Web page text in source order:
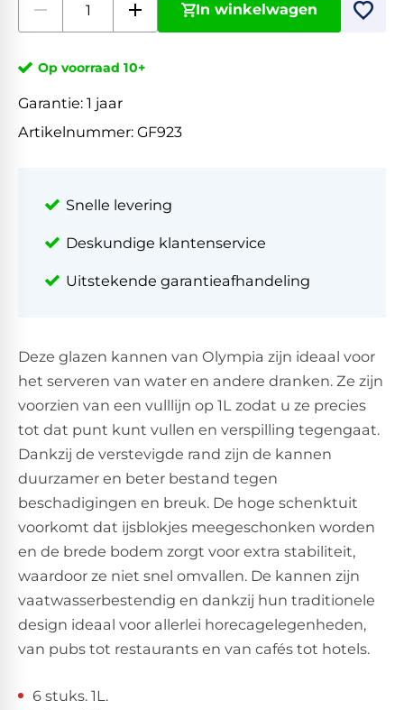
In winkelwagen
Op voorraad 10+
Garantie: 1 jaar
Artikelnummer: GF923
Snelle levering
Deskundige klantenservice
Uitstekende garantieafhandeling
Deze glazen kannen van Olympia zijn ideaal voor
het serveren van water en andere dranken. Ze zijn
voorzien van een vulllijn op 1L zodat u ze precies
tot dat punt kunt vullen en verspilling tegengaat.
Dankzij de verstevigde rand zijn de kannen
duurzamer en beter bestand tegen
beschadigingen en breuk. De hoge schenktuit
voorkomt dat ijsblokjes meegeschonken worden
en de brede bodem zorgt voor extra stabiliteit,
waardoor ze niet snel omvallen. De kannen zijn
vaatwasserbestendig en dankzij hun traditionele
design ideaal voor allerlei horecagelegenheden,
van pubs tot restaurants en van cafés tot hotels.
6 stuks. 1L.